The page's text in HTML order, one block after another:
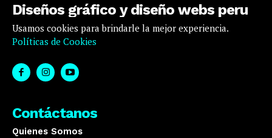
Diseños gráfico y diseño webs peru
Usamos cookies para brindarle la mejor experiencia.
Políticas de Cookies
Contáctanos
Quienes Somos